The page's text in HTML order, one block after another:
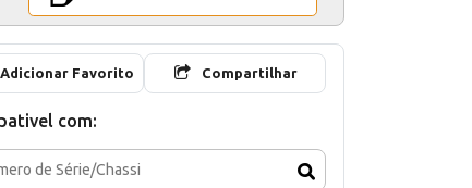
Adicionar Favorito Compartilhar
com: